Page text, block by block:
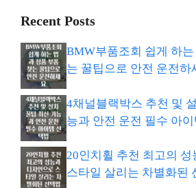
Recent Posts
BMW부품조회 쉽게 하
는 꿀팁으로 안전 운전하
4채널블랙박스 추천 및
능과 안전 운전 필수 아
20인치휠 추천 최고의
스타일 살리는 차별화된